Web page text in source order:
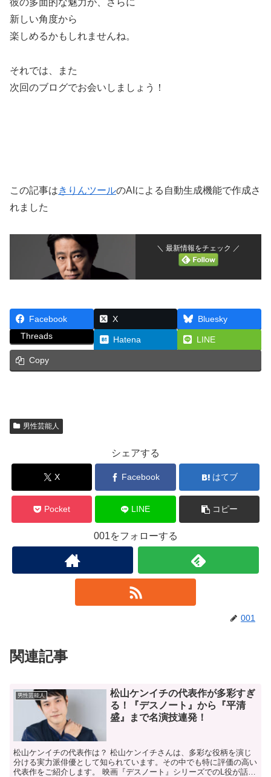
彼の多面的な魅力が、さらに
新しい角度から
楽しめるかもしれませんね。
それでは、また
次回のブログでお会いしましょう！
この記事はきりんツールのAIによる自動生成機能で作成さ
れました
＼ 最新情報をチェック ／
Facebook X
Bluesky
Threads
Hatena LINE
Copy
男性芸能人
シェアする
X Facebook はてブ
Pocket LINE コピー
001をフォローする
001
関連記事
男性芸能人
松山ケンイチの代表作が多彩すぎ
る！『デスノート』から『平清
盛』まで名演技連発！
松山ケンイチの代表作は？ 松山ケンイチさんは、多彩な役柄を演じ
分ける実力派俳優として知られています。その中でも特に評価の高い
代表作をご紹介します。 映画『デスノート』シリーズでのL役が話題